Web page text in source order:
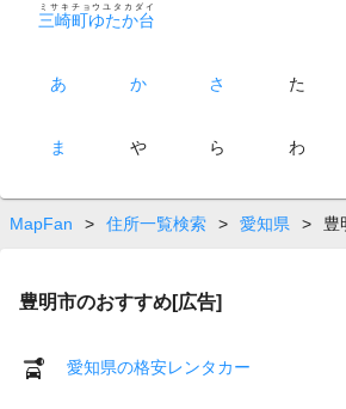
三崎町ゆたか台
ミサキチョウユタカダイ
あ か さ た
ま や ら わ
MapFan > 住所一覧検索 > 愛知県 > 豊
豊明市のおすすめ[広告]
愛知県の格安レンタカー